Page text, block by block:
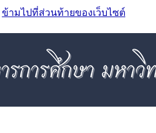
ข้ามไปที่ส่วนท้ายของเว็บไซต์